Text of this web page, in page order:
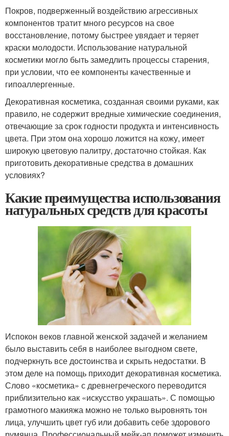
Покров, подверженный воздействию агрессивных
компонентов тратит много ресурсов на свое
восстановление, потому быстрее увядает и теряет
краски молодости. Использование натуральной
косметики могло быть замедлить процессы старения,
при условии, что ее компоненты качественные и
гипоаллергенные.
Декоративная косметика, созданная своими руками, как
правило, не содержит вредные химические соединения,
отвечающие за срок годности продукта и интенсивность
цвета. При этом она хорошо ложится на кожу, имеет
широкую цветовую палитру, достаточно стойкая. Как
приготовить декоративные средства в домашних
условиях?
Какие преимущества использования
натуральных средств для красоты
Испокон веков главной женской задачей и желанием
было выставить себя в наиболее выгодном свете,
подчеркнуть все достоинства и скрыть недостатки. В
этом деле на помощь приходит декоративная косметика.
Слово «косметика» с древнегреческого переводится
приблизительно как «искусство украшать». С помощью
грамотного макияжа можно не только выровнять тон
лица, улучшить цвет губ или добавить себе здорового